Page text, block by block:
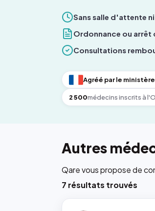
Sans salle d'attente
Ordonnance ou arrêt
Consultations
Agréé par le
2 500médecins inscrits à
Autres
Qare vous propose de
7 résultats trouvés